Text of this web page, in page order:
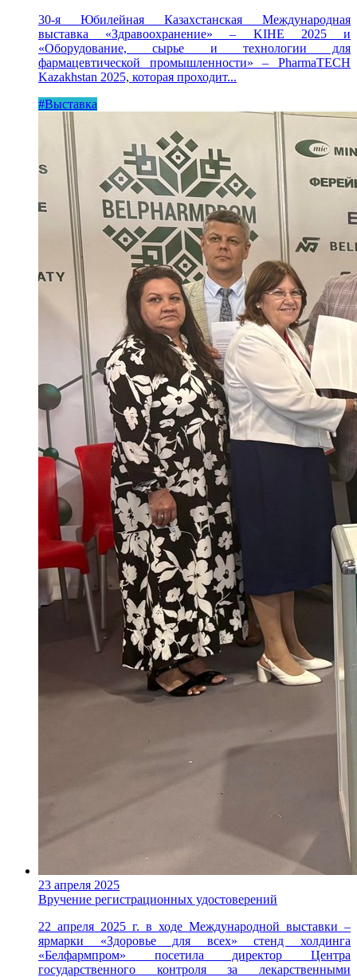
30-я Юбилейная Казахстанская Международная
выставка «Здравоохранение» – KIHE 2025 и
«Оборудование, сырье и технологии для
фармацевтической промышленности» – PharmaTECH
Kazakhstan 2025, которая проходит...
#Выставка
23 апреля 2025
Вручение регистрационных удостоверений
22 апреля 2025 г. в ходе Международной выставки –
ярмарки «Здоровье для всех» стенд холдинга
«Белфармпром» посетила директор Центра
государственного контроля за лекарственными